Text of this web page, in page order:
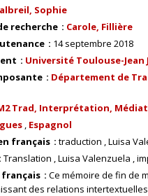
Sophie
recherche
Carole, Fillière
14 septembre 2018
Université Toulouse-Jean
Département de
Trad, Interprétation,
Espagnol
français
traduction Luisa
Translation Luisa Valenzuela
français
Ce mémoire de fin de
des relations